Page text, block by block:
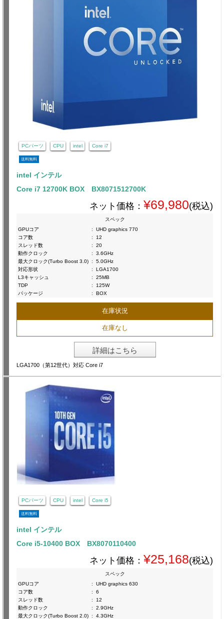
PCパーツ CPU intel Core i7
送料無料
intel インテル
Core i7 12700K BOX BX8071512700K
ネット価格： ¥69,980(税込)
スペック
GPUコア
:
UHD graphics 770
コア数
:
12
スレッド数
:
20
動作クロック
:
3.6GHz
最大クロック(Turbo Boost 3.0) :
5.0GHz
対応形状
:
LGA1700
L3キャッシュ
:
25MB
TDP
:
125W
パッケージ
: BOX
在庫状況
在庫なし
詳細はこちら
LGA1700（第12世代）対応 Core i7
PCパーツ CPU intel Core i5
送料無料
intel インテル
Core i5-10400 BOX BX8070110400
ネット価格： ¥25,168(税込)
スペック
GPUコア
:
UHD graphics 630
コア数
:
6
スレッド数
:
12
動作クロック
:
2.9GHz
最大クロック(Turbo Boost 2.0) :
4.3GHz